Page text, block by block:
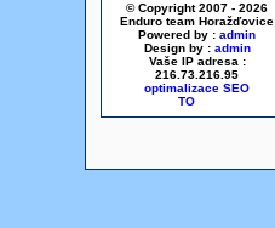
© Copyright 2007 - 2026
Enduro team Horažďovice
Powered by : admin
Design by : admin
Vaše IP adresa :
216.73.216.95
optimalizace SEO